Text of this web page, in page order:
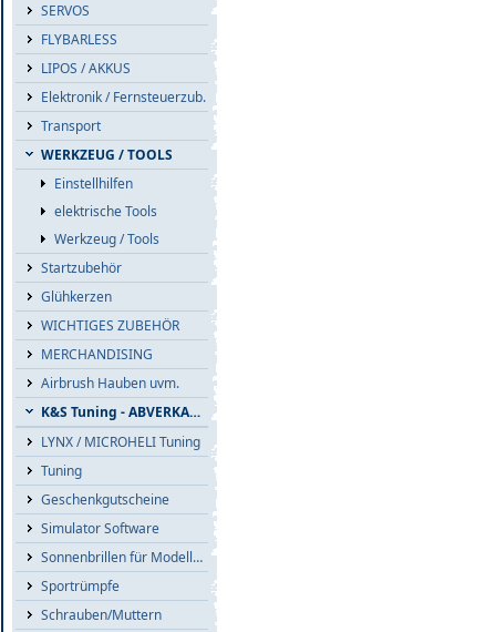
SERVOS
FLYBARLESS
LIPOS / AKKUS
Elektronik / Fernsteuerzub.
Transport
WERKZEUG / TOOLS
Einstellhilfen
elektrische Tools
Werkzeug / Tools
Startzubehör
Glühkerzen
WICHTIGES ZUBEHÖR
MERCHANDISING
Airbrush Hauben uvm.
K&S Tuning - ABVERKAUF
LYNX / MICROHELI Tuning
Tuning
Geschenkgutscheine
Simulator Software
Sonnenbrillen für Modellflieger
Sportrümpfe
Schrauben/Muttern